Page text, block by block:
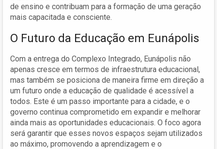
de ensino e contribuam para a formação de uma geração
mais capacitada e consciente.
O Futuro da Educação em Eunápolis
Com a entrega do Complexo Integrado, Eunápolis não
apenas cresce em termos de infraestrutura educacional,
mas também se posiciona de maneira firme em direção a
um futuro onde a educação de qualidade é acessível a
todos. Este é um passo importante para a cidade, e o
governo continua comprometido em expandir e melhorar
ainda mais as oportunidades educacionais. O foco agora
será garantir que esses novos espaços sejam utilizados
ao máximo, promovendo a aprendizagem e o